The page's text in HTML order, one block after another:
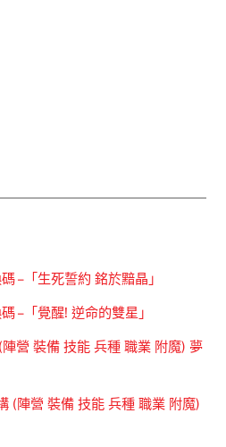
–「生死誓約 銘於黯晶」
–「覺醒! 逆命的雙星」
營 裝備 技能 兵種 職業 附魔) 夢
(陣營 裝備 技能 兵種 職業 附魔)